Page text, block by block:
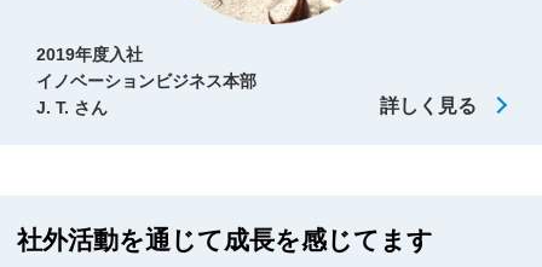
2019年度入社
イノベーションビジネス本部
J. T. さん
詳しく見る
社外活動を通じて成長を感じてます